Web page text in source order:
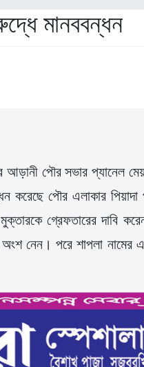
মানববন্ধন
আড়ানী পৌর সভার প্যানেল
করেছে পৌর এলাকার
গ্রেফতারের দাবি
নেন। পরে শাপলা নামের